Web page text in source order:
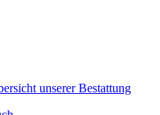
unserer Bestattung